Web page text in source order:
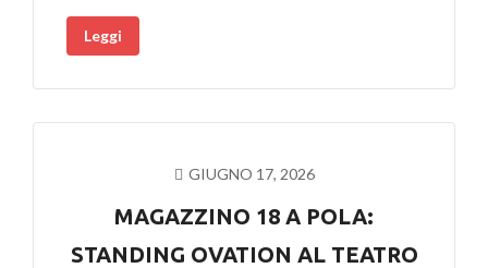
GROTTE
E
FOLLE
Leggi
GIUGNO 17, 2026
MAGAZZINO 18 A POLA:
STANDING OVATION AL TEATRO